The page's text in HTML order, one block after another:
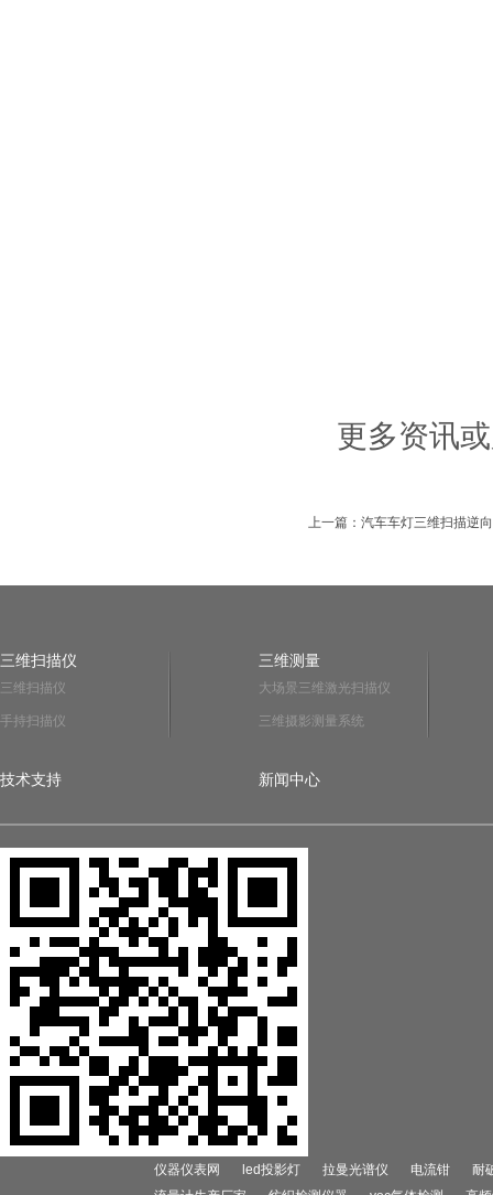
更多资讯
上一篇：汽车车灯三维扫描逆
三维扫描仪
三维扫描仪
手持扫描仪
三维测量
大场景三维激光扫描仪
三维摄影测量系统
技术支持 新闻中心
仪器仪表网 led投影灯 拉曼光谱仪 电流钳
耐